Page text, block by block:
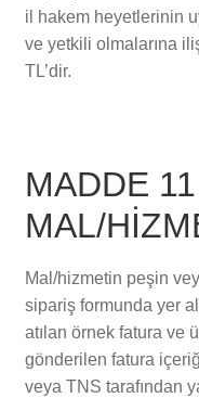
il hakem heyetlerinin
ve yetkili olmalarına
TL’dir.
MADDE
MAL/
Mal/hizmetin peşin
sipariş formunda yer
atılan örnek fatura ve
gönderilen fatura
veya TNS tarafından